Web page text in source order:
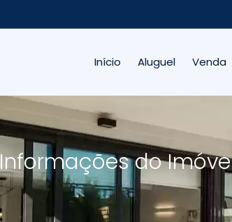
Início Aluguel Venda
Informações do